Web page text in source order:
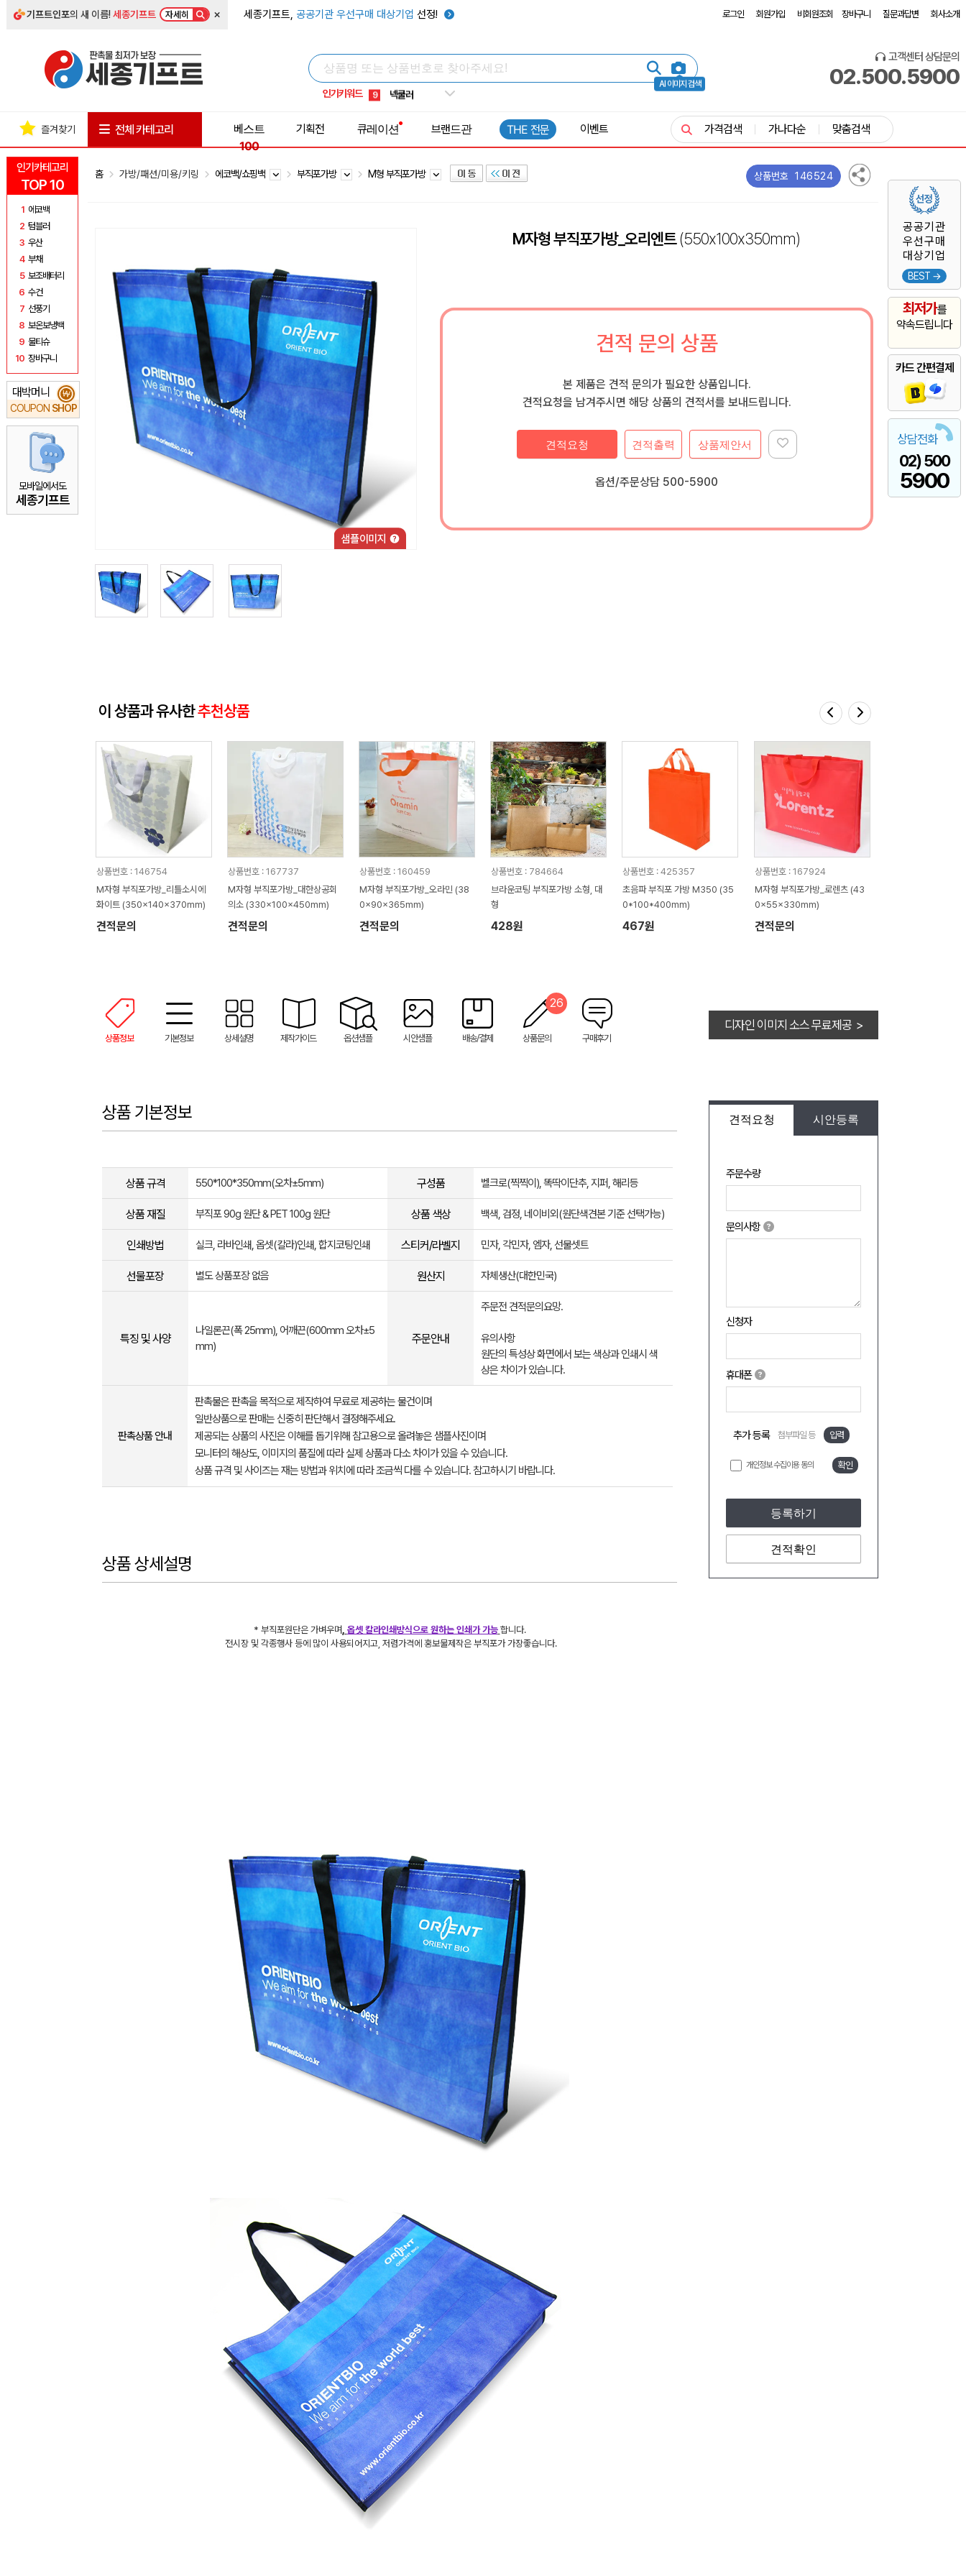
기프트인포의 새 이름!세종기프트 자세히 × 세종기프트, 공공기관 우선구매 대상기업 선정! 로그인 회원가입 비회원조회 장바구니 질문과답변 회사소개
AI 이미지 검색
인기키워드
5 키캡
8 쿨토시
9 넥쿨러
1 선풍기
고객센터 상담문의
02.500.5900
인기카테고리
TOP 10
1 에코백
2 텀블러
3 우산
4 부채
5 보조배터리
6 수건
7 선풍기
8 보온보냉백
9 물티슈
10 장바구니
대박머니
COUPON SHOP
₩
모바일에서도
세종기프트
공공기관
우선구매
대상기업
BEST →
최저가를
약속드립니다
카드 간편결제
상담전화
02) 500
5900
즐겨찾기 전체 카테고리
베스트
100
기획전 큐레이션 브랜드관 THE 전문 이벤트 가격검색 가나다순 맞춤검색
홈 가방/패션/미용/키링 에코백/쇼핑백 부직포가방 M형 부직포가방 상품번호 146524
M자형 부직포가방_오리엔트(550x100x350mm)
견적 문의 상품
본 제품은 견적 문의가 필요한 상품입니다.
견적요청을 남겨주시면 해당 상품의 견적서를 보내드립니다.
견적요청 상품제안서
견적출력
옵션/주문상담 500-5900
이 상품과 유사한추천상품
상품번호 : 146754
M자형 부직포가방_리틀소시에
화이트 (350x140x370mm)
견적문의
상품번호 : 167737
M자형 부직포가방_대한상공회
의소 (330x100x450mm)
견적문의
상품번호 : 160459
M자형 부직포가방_오라민 (38
0x90x365mm)
견적문의
상품번호 : 784664
브라운코팅 부직포가방 소형, 대
형
428원
상품번호 : 425357
초음파 부직포 가방 M350 (35
0*100*400mm)
467원
상품번호 : 167924
M자형 부직포가방_로렌츠 (43
0x55x330mm)
견적문의
상품정보 기본정보 상세설명 제작가이드 옵션샘플 시안샘플 배송/결제 상품문의
26
구매후기
디자인 이미지 소스 무료제공 >
견적요청 시안등록
주문수량
문의사항
신청자
휴대폰
추가 등록 첨부파일 등 입력
개인정보 수집이용 동의 확인
등록하기
견적확인
상품 기본정보
상품 규격 550*100*350mm(오차±5mm) 구성품 벨크로(찍찍이), 똑딱이단추, 지퍼, 해리등
상품 재질 부직포 90g 원단 & PET 100g 원단 상품 색상 백색, 검정, 네이비외(원단색견본 기준 선택가능)
인쇄방법 실크, 라바인쇄, 옵셋(칼라)인쇄, 합지코팅인쇄 스티커/라벨지 민자, 각민자, 엠자, 선물셋트
선물포장 별도 상품포장 없음 원산지 자체생산(대한민국)
특징 및 사양
나일론끈(폭 25mm), 어깨끈(600mm 오차±5
mm)
주문안내
주문전 견적문의요망.
유의사항
원단의 특성상 화면에서 보는 색상과 인쇄시 색
상은 차이가 있습니다.
판촉상품 안내
판촉물은 판촉을 목적으로 제작하여 무료로 제공하는 물건이며
일반상품으로 판매는 신중히 판단해서 결정해주세요.
제공되는 상품의 사진은 이해를 돕기위해 참고용으로 올려놓은 샘플사진이며
모니터의 해상도, 이미지의 품질에 따라 실제 상품과 다소 차이가 있을 수 있습니다.
상품 규격 및 사이즈는 재는 방법과 위치에 따라 조금씩 다를 수 있습니다. 참고하시기 바랍니다.
상품 상세설명
* 부직포원단은 가벼우며, 옵셋 칼라인쇄방식으로 원하는 인쇄가 가능 합니다.
전시장 및 각종행사 등에 많이 사용되어지고, 저렴가격에 홍보물제작은 부직포가 가장좋습니다.